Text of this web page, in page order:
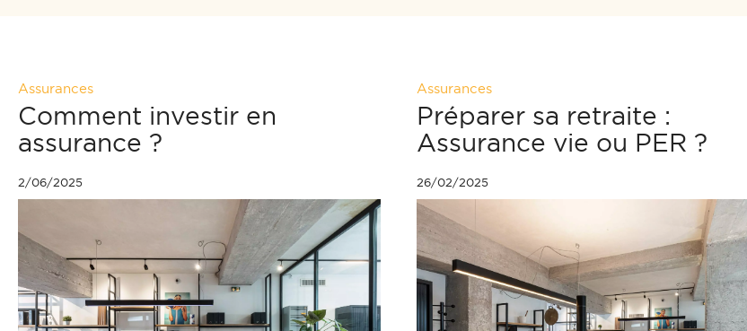
Assurances
Comment investir en
assurance ?
2/06/2025
Assurances
Préparer sa retraite :
Assurance vie ou PER ?
26/02/2025